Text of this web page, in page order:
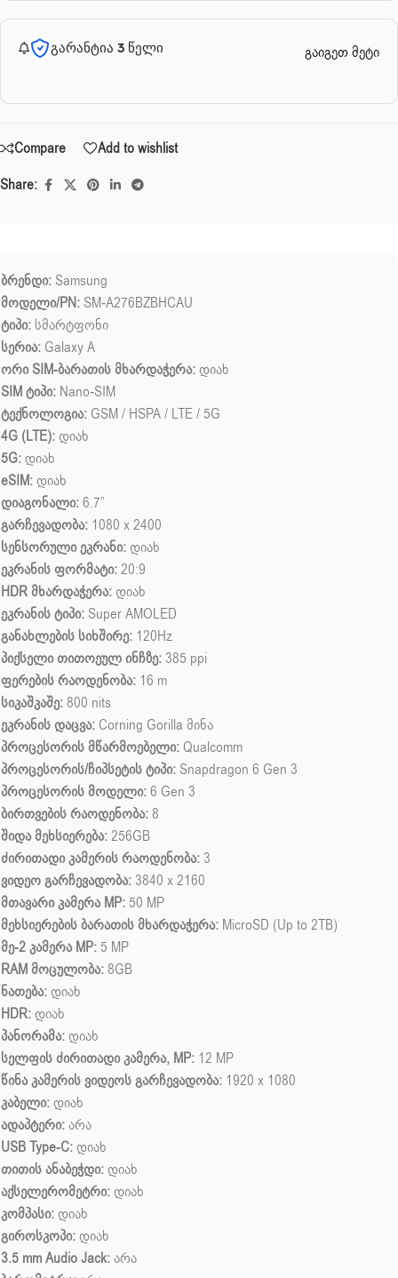
გარანტია 3 წელი გაიგეთ მეტი
Compare
Add to wishlist
Share:
ბრენდი: Samsung
მოდელი/PN: SM-A276BZBHCAU
ტიპი: სმარტფონი
სერია: Galaxy A
ორი SIM-ბარათის მხარდაჭერა: დიახ
SIM ტიპი: Nano-SIM
ტექნოლოგია: GSM / HSPA / LTE / 5G
4G (LTE): დიახ
5G: დიახ
eSIM: დიახ
დიაგონალი:6.7”
გარჩევადობა: 1080 x 2400
სენსორული ეკრანი: დიახ
ეკრანის ფორმატი:20:9
HDR მხარდაჭერა: დიახ
ეკრანის ტიპი: Super AMOLED
განახლების სიხშირე: 120Hz
პიქსელი თითოეულ ინჩზე: 385 ppi
ფერების რაოდენობა: 16 m
სიკაშკაშე:800 nits
ეკრანის დაცვა: Corning Gorilla მინა
პროცესორის მწარმოებელი:Qualcomm
პროცესორის/ჩიპსეტის ტიპი: Snapdragon 6 Gen 3
პროცესორის მოდელი:6 Gen 3
ბირთვების რაოდენობა:8
შიდა მეხსიერება:256GB
ძირითადი კამერის რაოდენობა: 3
ვიდეო გარჩევადობა: 3840 x 2160
მთავარი კამერა MP: 50 MP
მეხსიერების ბარათის მხარდაჭერა: MicroSD (Up to 2TB)
მე-2 კამერა MP: 5 MP
RAM მოცულობა:8GB
ნათება: დიახ
HDR: დიახ
პანორამა: დიახ
სელფის ძირითადი კამერა, MP: 12 MP
წინა კამერის ვიდეოს გარჩევადობა: 1920 x 1080
კაბელი: დიახ
ადაპტერი:არა
USB Type-C: დიახ
თითის ანაბეჭდი: დიახ
აქსელერომეტრი: დიახ
კომპასი: დიახ
გიროსკოპი: დიახ
3.5 mm Audio Jack:არა